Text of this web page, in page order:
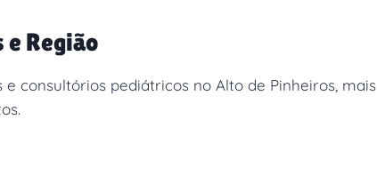
Região
consultórios pediátricos no Alto de Pinheiros, mais